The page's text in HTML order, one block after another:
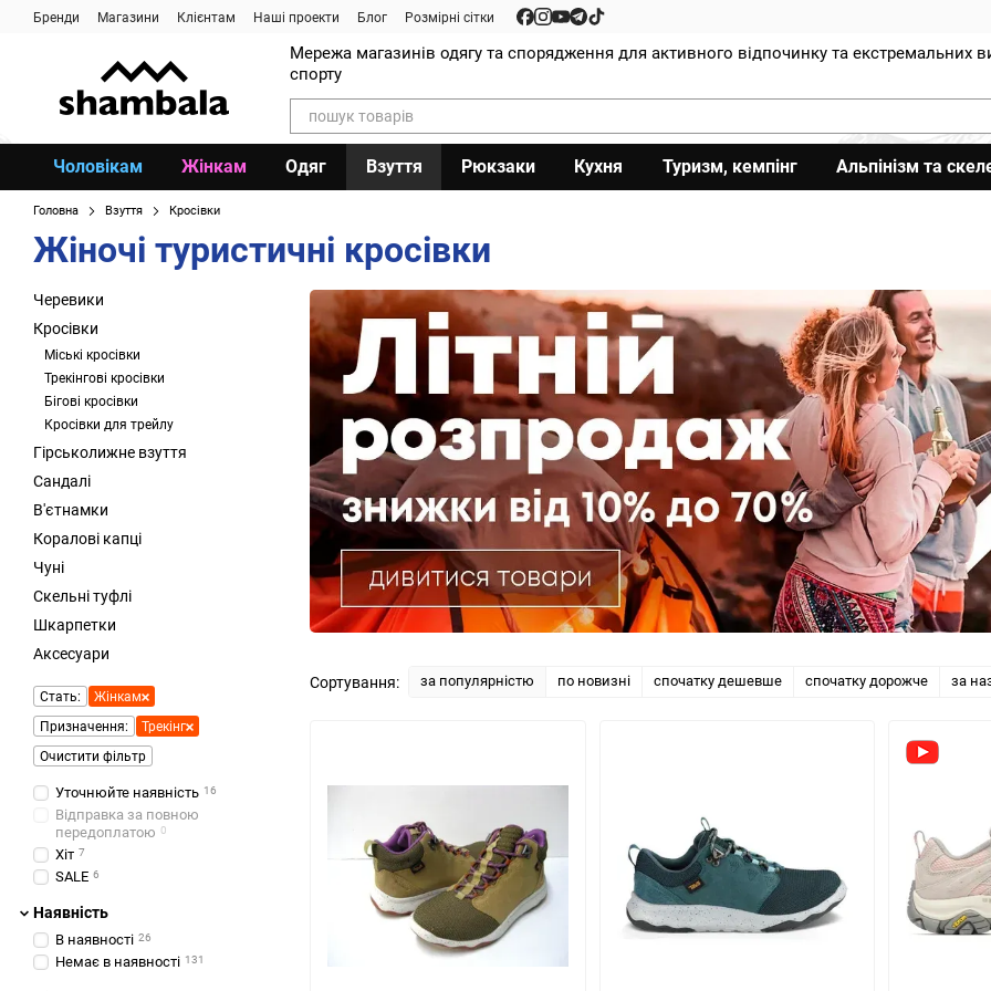
Перейти до основного контенту
Бренди Магазини Клієнтам Наші проекти Блог Розмірні сітки
Мережа магазинів одягу та спорядження для активного відпочинку та екстремальних
спорту
Чоловікам Жінкам Одяг Взуття Рюкзаки Кухня Туризм, кемпінг Альпінізм та
Головна Взуття Кросівки
Жіночі туристичні кросівки
Сортування: за популярністю по новизні спочатку дешевше спочатку дорожче за
Черевики
Кросівки
Міські кросівки
Трекінгові кросівки
Бігові кросівки
Кросівки для трейлу
Гірськолижне взуття
Сандалі
В'єтнамки
Коралові капці
Чуні
Скельні туфлі
Шкарпетки
Аксесуари
Стать:
Жінкам
Призначення:
Трекінг
Очистити фільтр
Уточнюйте наявність 16
Відправка за повною
передоплатою 0
Хіт 7
SALE 6
Наявність
В наявності 26
Немає в наявності 131